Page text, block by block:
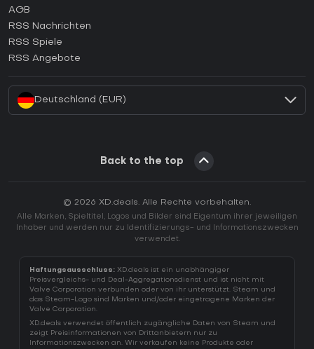
Wie aktiviert man einen GOG CD Key?
Wie aktiviert man einen Ubisoft Connect CD Key?
AGB
RSS Nachrichten
RSS Spiele
RSS Angebote
Deutschland (EUR)
Back to the top
© 2026 XD.deals. Alle Rechte vorbehalten.
Alle Marken, Spieltitel, Logos und Bilder sind Eigentum ihrer jeweiligen
Inhaber und werden nur zu Identifizierungs- und Informationszwecken
verwendet.
Haftungsausschluss: XD.deals ist ein unabhängiger
Preisvergleichs- und Deal-Aggregationsdienst und ist nicht mit
Valve Corporation verbunden oder von ihr unterstützt. Steam und
das Steam-Logo sind Marken und/oder eingetragene Marken der
Valve Corporation.
XD.deals verwendet öffentlich zugängliche Daten von Steam und
zeigt Preisinformationen von Drittanbietern nur zu
Informationszwecken an. Wir verkaufen keine Produkte oder